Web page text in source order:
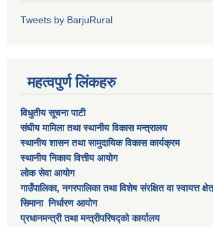
Tweets by BarjuRural
महत्वपुर्ण लिंकहरु
विधुतीय सूचना पाटी
संघीय मामिला तथा स्थानीय विकास मन्त्रालय
स्थानीय शासन तथा सामुदायिक विकास कार्यक्रम
स्थानीय निकाय वित्तीय आयोग
लोक सेवा आयोग
गाउँपालिका, नगरपालिका तथा विशेष स‌ंरक्षित वा स्वायत्त
सिमाना निर्धारण आयाेग
प्रधानमन्त्री तथा मन्त्रीपरिषद्को कार्यालय